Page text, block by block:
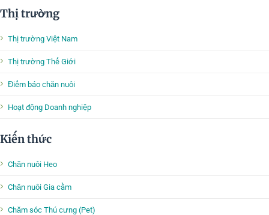
Thị trường
Thị trường Việt Nam
Thị trường Thế Giới
Điểm báo chăn nuôi
Hoạt động Doanh nghiệp
Kiến thức
Chăn nuôi Heo
Chăn nuôi Gia cầm
Chăm sóc Thú cưng (Pet)